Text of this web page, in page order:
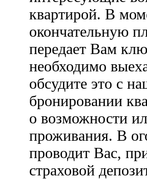
квартирой. В
окончательную
передает Вам
необходимо
обсудите это с
бронировании
о возможности
проживания. В
проводит Вас,
страховой